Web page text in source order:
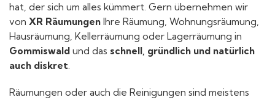
hat, der sich um alles kümmert. Gern übernehmen wir
von XR Räumungen Ihre Räumung, Wohnungsräumung,
Hausräumung, Kellerräumung oder Lagerräumung in
Gommiswald und das schnell, gründlich und natürlich
auch diskret
Räumungen oder auch die Reinigungen sind meistens